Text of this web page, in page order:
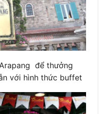
để thưởng
với hình thức buffet